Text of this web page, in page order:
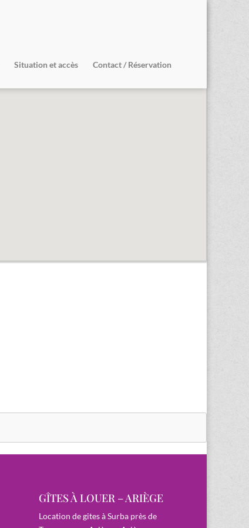
Situation et accès Contact / Réservation
GÎTES À LOUER – ARIÈGE
Location de gites à Surba près de